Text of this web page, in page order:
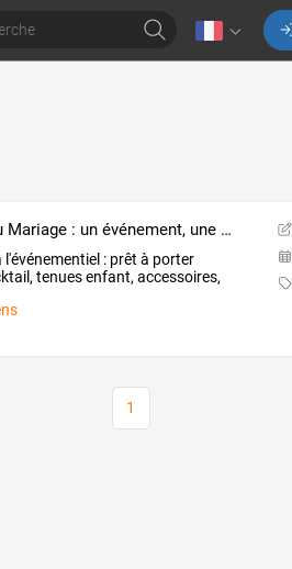
Showroom du Mariage : un événement, une cérémonie, un univers
l'événementiel : prêt à porter
tenuesenfant, accessoires,
1